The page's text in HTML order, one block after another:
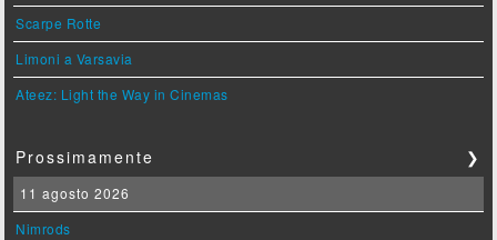
Scarpe Rotte
Limoni a Varsavia
Ateez: Light the Way in Cinemas
Prossimamente ❯
11 agosto 2026
Nimrods